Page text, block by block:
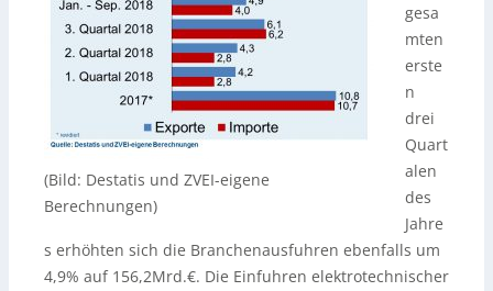
(Bild: Destatis und ZVEI-eigene
Berechnungen)
gesa
mten
erste
n
drei
Quart
alen
des
Jahre
s erhöhten sich die Branchenausfuhren ebenfalls um
4,9% auf 156,2Mrd.€. Die Einfuhren elektrotechnischer